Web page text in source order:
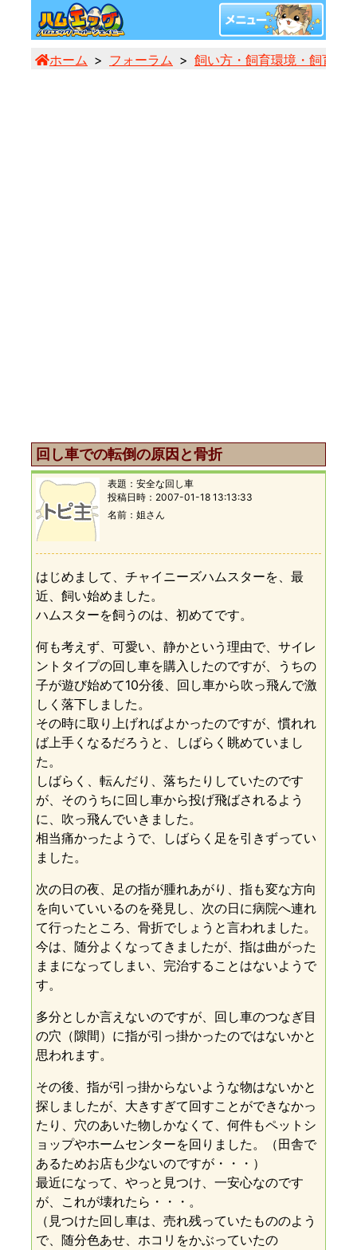
ホーム フォーラム 飼い方・飼育環境・飼育用
回し車での転倒の原因と骨折
表題： 安全な回し車
投稿日時： 2007-01-18 13:13:33
名前
姐さん
はじめまして、チャイニーズハムスターを、最
近、飼い始めました。
ハムスターを飼うのは、初めてです。
何も考えず、可愛い、静かという理由で、サイレ
ントタイプの回し車を購入したのですが、うちの
子が遊び始めて10分後、回し車から吹っ飛んで激
しく落下しました。
その時に取り上げればよかったのですが、慣れれ
ば上手くなるだろうと、しばらく眺めていまし
た。
しばらく、転んだり、落ちたりしていたのです
が、そのうちに回し車から投げ飛ばされるよう
に、吹っ飛んでいきました。
相当痛かったようで、しばらく足を引きずってい
ました。
次の日の夜、足の指が腫れあがり、指も変な方向
を向いていいるのを発見し、次の日に病院へ連れ
て行ったところ、骨折でしょうと言われました。
今は、随分よくなってきましたが、指は曲がった
ままになってしまい、完治することはないようで
す。
多分としか言えないのですが、回し車のつなぎ目
の穴（隙間）に指が引っ掛かったのではないかと
思われます。
その後、指が引っ掛からないような物はないかと
探しましたが、大きすぎて回すことができなかっ
たり、穴のあいた物しかなくて、何件もペットシ
ョップやホームセンターを回りました。（田舎で
あるためお店も少ないのですが・・・）
最近になって、やっと見つけ、一安心なのです
が、これが壊れたら・・・。
（見つけた回し車は、売れ残っていたもののよう
で、随分色あせ、ホコリをかぶっていたの